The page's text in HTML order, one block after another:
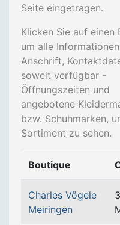
Seite eingetragen.
Klicken Sie auf einen
um alle
Anschrift,
soweit verfügbar -
Öffnungszeiten und
angebotene
bzw. Schuhmarken,
Sortiment zu sehen.
Boutique
Charles Vögele
Meiringen